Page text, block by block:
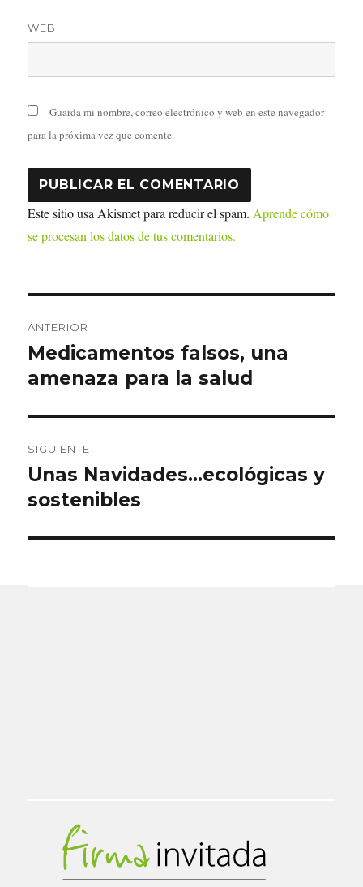
WEB
Guarda mi nombre, correo electrónico y web en este navegador
para la próxima vez que comente.
Este sitio usa Akismet para reducir el spam. Aprende cómo
se procesan los datos de tus comentarios.
de
entradas
ANTERIOR
Entrada
anterior:
Medicamentos falsos, una
amenaza para la salud
SIGUIENTE
Entrada
siguiente:
Unas Navidades…ecológicas y
sostenibles